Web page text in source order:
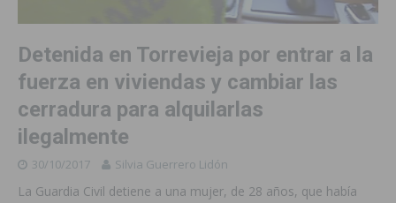
Detenida en Torrevieja por entrar a la
fuerza en viviendas y cambiar las
cerradura para alquilarlas
ilegalmente
30/10/2017 Silvia Guerrero Lidón
La Guardia Civil detiene a una mujer, de 28 años, que había